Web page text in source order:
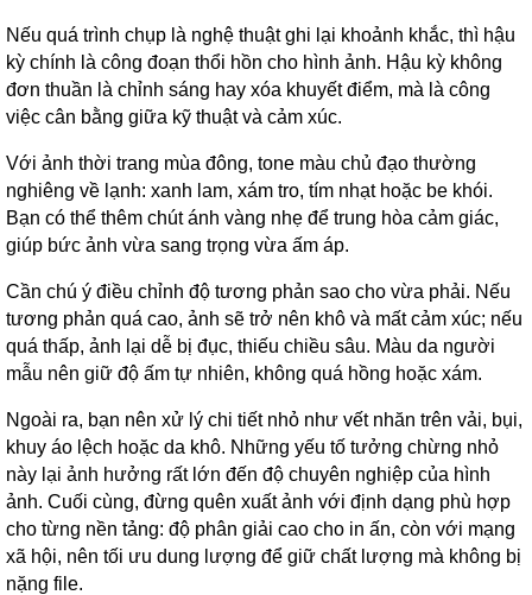
Nếu quá trình chụp là nghệ thuật ghi lại khoảnh khắc, thì hậu
kỳ chính là công đoạn thổi hồn cho hình ảnh. Hậu kỳ không
đơn thuần là chỉnh sáng hay xóa khuyết điểm, mà là công
việc cân bằng giữa kỹ thuật và cảm xúc.
Với ảnh thời trang mùa đông, tone màu chủ đạo thường
nghiêng về lạnh: xanh lam, xám tro, tím nhạt hoặc be khói.
Bạn có thể thêm chút ánh vàng nhẹ để trung hòa cảm giác,
giúp bức ảnh vừa sang trọng vừa ấm áp.
Cần chú ý điều chỉnh độ tương phản sao cho vừa phải. Nếu
tương phản quá cao, ảnh sẽ trở nên khô và mất cảm xúc; nếu
quá thấp, ảnh lại dễ bị đục, thiếu chiều sâu. Màu da người
mẫu nên giữ độ ấm tự nhiên, không quá hồng hoặc xám.
Ngoài ra, bạn nên xử lý chi tiết nhỏ như vết nhăn trên vải, bụi,
khuy áo lệch hoặc da khô. Những yếu tố tưởng chừng nhỏ
này lại ảnh hưởng rất lớn đến độ chuyên nghiệp của hình
ảnh. Cuối cùng, đừng quên xuất ảnh với định dạng phù hợp
cho từng nền tảng: độ phân giải cao cho in ấn, còn với mạng
xã hội, nên tối ưu dung lượng để giữ chất lượng mà không bị
nặng file.